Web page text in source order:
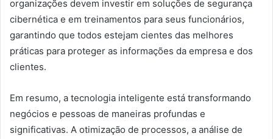
organizações devem investir em soluções de segurança
cibernética e em treinamentos para seus funcionários,
garantindo que todos estejam cientes das melhores
práticas para proteger as informações da empresa e dos
clientes.
Em resumo, a tecnologia inteligente está transformando
negócios e pessoas de maneiras profundas e
significativas. A otimização de processos, a análise de